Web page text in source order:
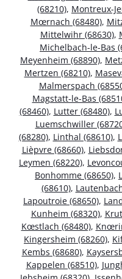
(68210), Montreux-
Mœrnach (68480),
Mittelwihr (68630),
Michelbach-le-Bas
Meyenheim (68890),
Mertzen (68210),
Malmerspach
Magstatt-le-Bas
(68460), Lutter (68480),
Luemschwiller
(68280), Linthal (68610),
Lièpvre (68660),
Leymen (68220),
Bonhomme (68650),
(68610),
Lapoutroie (68650),
Kunheim (68320),
Kœstlach (68480),
Kingersheim (68260),
Kembs (68680),
Kappelen (68510),